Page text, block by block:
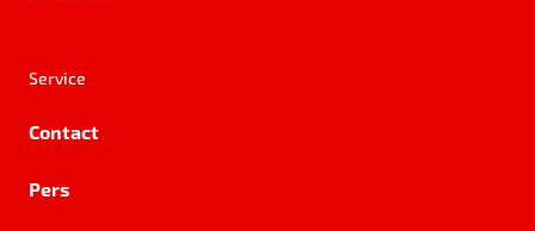
Service
Contact
Pers